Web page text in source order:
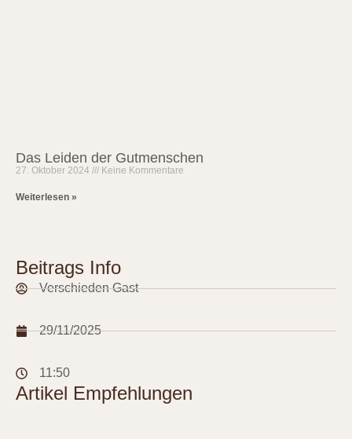
Das Leiden der Gutmenschen
27. Oktober 2024 Keine Kommentare
Weiterlesen »
Beitrags Info
Verschieden Gast
29/11/2025
11:50
Artikel Empfehlungen